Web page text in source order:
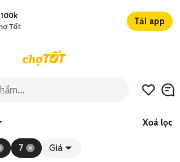
Tốt
Tải app
Xoá lọc
7 Giá